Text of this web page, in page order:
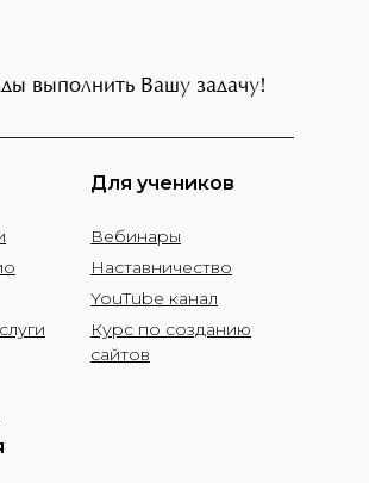
выполнить Вашу задачу!
Для учеников
Вебинары
Наставничество
YouTube канал
Курс по созданию
сайтов